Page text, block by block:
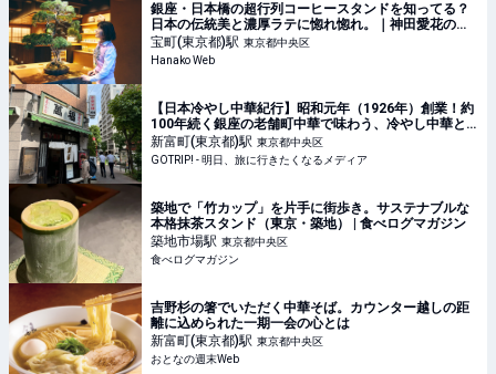
銀座・日本橋の超行列コーヒースタンドを知ってる？
日本の伝統美と濃厚ラテに惚れ惚れ。｜神田愛花の
「間違いない街、銀座。」第15回
宝町(東京都)駅 東京都中央区
Hanako Web
【日本冷やし中華紀行】昭和元年（1926年）創業！約
100年続く銀座の老舗町中華で味わう、冷やし中華と
は？ / 東京都中央区銀座・歌舞伎座裏の「萬福」 -
GOTRIP!
新富町(東京都)駅 東京都中央区
GOTRIP! - 明日、旅に行きたくなるメディア
築地で「竹カップ」を片手に街歩き。サステナブルな
本格抹茶スタンド（東京・築地） | 食べログマガジン
築地市場駅 東京都中央区
食べログマガジン
吉野杉の箸でいただく中華そば。カウンター越しの距
離に込められた一期一会の心とは
新富町(東京都)駅 東京都中央区
おとなの週末Web